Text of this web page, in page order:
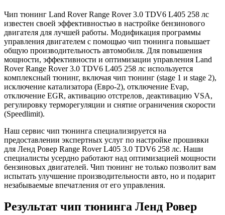
Чип тюнинг Land Rover Range Rover 3.0 TDV6 L405 258 лс
известен своей эффективностью в настройке бензинового
двигателя для лучшей работы. Модификация программы
управления двигателем с помощью чип тюнинга повышает
общую производительность автомобиля. Для повышения
мощности, эффективности и оптимизации управления Land
Rover Range Rover 3.0 TDV6 L405 258 лс используется
комплексный тюнинг, включая чип тюнинг (stage 1 и stage 2),
исключение катализатора (Евро-2), отключение Evap,
отключение EGR, активацию отстрелов, деактивацию VSA,
регулировку терморегуляции и снятие ограничения скорости
(Speedlimit).
Наш сервис чип тюнинга специализируется на
предоставлении экспертных услуг по настройке прошивки
для Ленд Ровер Range Rover L405 3.0 TDV6 258 лс. Наши
специалисты усердно работают над оптимизацией мощности
бензиновых двигателей. Чип тюнинг не только позволит вам
испытать улучшение производительности авто, но и подарит
незабываемые впечатления от его управления.
Результат чип тюнинга Ленд Ровер